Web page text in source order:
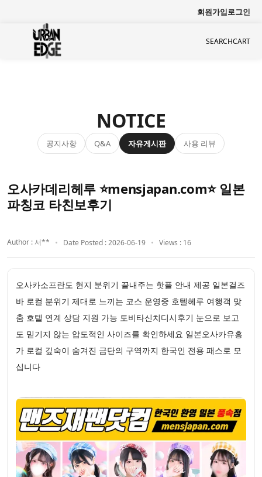
회원가입로그인
SEARCHCART
NOTICE
공지사항 Q&A 자유게시판 사용 리뷰
오사카데리헤루 ⭐mensjapan.com⭐ 일본
파칭코 타친보후기
Author : 서** Date Posted : 2026-06-19 Views : 16
오사카소프란도 현지 분위기 끝내주는 핫플 안내 제공 일본걸즈
바 로컬 분위기 제대로 느끼는 코스 운영중 호텔헤루 여행객 맞
춤 호텔 연계 상담 지원 가능 토비타신치디시후기 눈으로 보고
도 믿기지 않는 압도적인 사이즈를 확인하세요 일본오사카유흥
가 로컬 깊숙이 숨겨진 금단의 구역까지 한국인 전용 패스로 모
십니다